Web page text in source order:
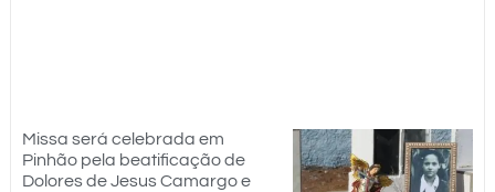
Missa será celebrada em
Pinhão pela beatificação de
Dolores de Jesus Camargo e